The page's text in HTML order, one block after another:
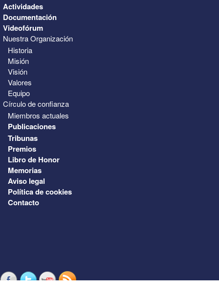
Actividades
Documentación
Videofórum
Nuestra Organización
Historia
Misión
Visión
Valores
Equipo
Círculo de confianza
Miembros actuales
Publicaciones
Tribunas
Premios
Libro de Honor
Memorias
Aviso legal
Política de cookies
Contacto